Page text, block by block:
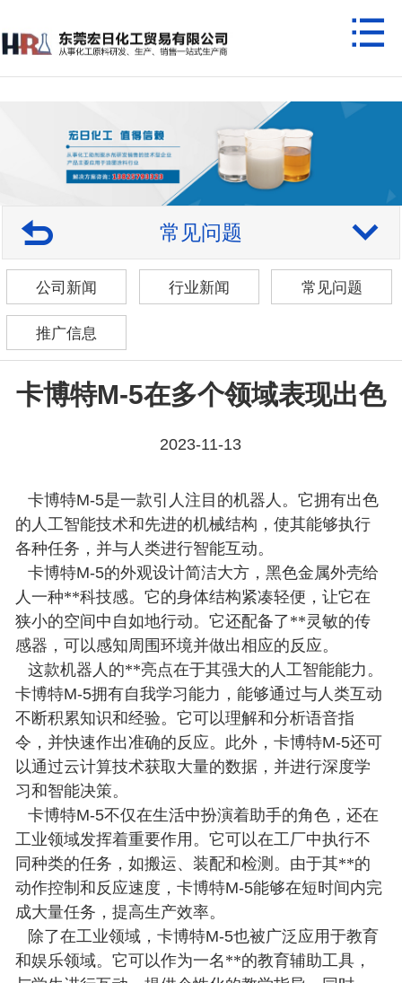
常见问题
公司新闻 行业新闻 常见问题
推广信息
卡博特M-5在多个领域表现出色
2023-11-13
卡博特M-5是一款引人注目的机器人。它拥有出色
的人工智能技术和先进的机械结构，使其能够执行
各种任务，并与人类进行智能互动。
卡博特M-5的外观设计简洁大方，黑色金属外壳给
人一种**科技感。它的身体结构紧凑轻便，让它在
狭小的空间中自如地行动。它还配备了**灵敏的传
感器，可以感知周围环境并做出相应的反应。
这款机器人的**亮点在于其强大的人工智能能力。
卡博特M-5拥有自我学习能力，能够通过与人类互动
不断积累知识和经验。它可以理解和分析语音指
令，并快速作出准确的反应。此外，卡博特M-5还可
以通过云计算技术获取大量的数据，并进行深度学
习和智能决策。
卡博特M-5不仅在生活中扮演着助手的角色，还在
工业领域发挥着重要作用。它可以在工厂中执行不
同种类的任务，如搬运、装配和检测。由于其**的
动作控制和反应速度，卡博特M-5能够在短时间内完
成大量任务，提高生产效率。
除了在工业领域，卡博特M-5也被广泛应用于教育
和娱乐领域。它可以作为一名**的教育辅助工具，